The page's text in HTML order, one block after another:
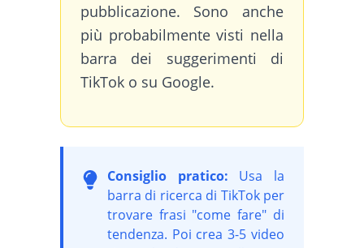
pubblicazione. Sono anche
più probabilmente visti nella
barra dei suggerimenti di
TikTok o su Google.
Consiglio pratico: Usa la
barra di ricerca di TikTok per
trovare frasi "come fare" di
tendenza. Poi crea 3-5 video